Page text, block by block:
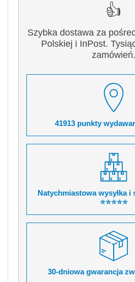
👍
Szybka dostawa za
Polskiej i InPost.
zamówień.
41913 punkty
Natychmiastowa wysyłka i
⭐⭐⭐⭐⭐
30-dniowa gwarancja